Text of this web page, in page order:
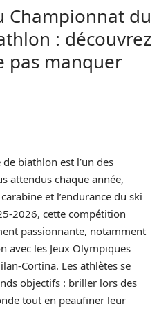
Championnat du
: découvrez
pas manquer
biathlon est l’un des
attendus chaque année,
et l’endurance du ski
2026, cette compétition
passionnante, notamment
avec les Jeux Olympiques
Cortina. Les athlètes se
objectifs : briller lors des
tout en peaufiner leur